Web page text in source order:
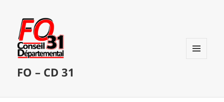
FO – CD 31